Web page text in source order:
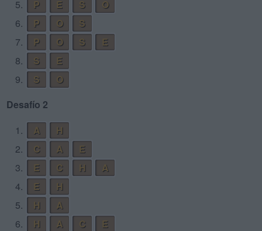
5.
P E S
O
6.
P O
S
7.
P O S
E
8.
S
E
9.
S
O
Desafío 2
1.
A
H
2.
C A
E
3.
E C H
A
4.
E
H
5.
H
A
6.
H A C
E